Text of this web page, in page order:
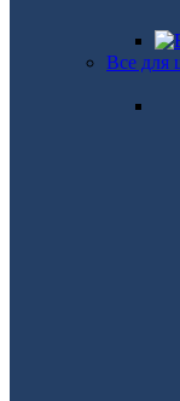
Все для